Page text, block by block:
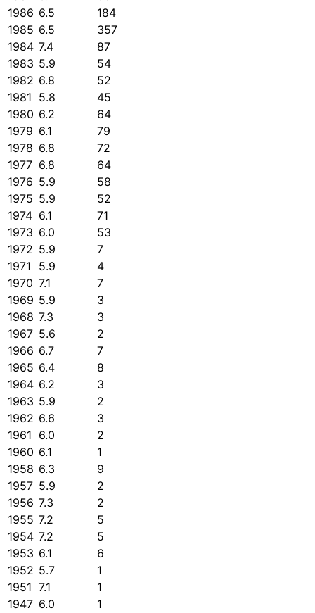
1986 6.5
184
1985 6.5
357
1984 7.4
87
1983 5.9
54
1982 6.8
52
1981 5.8
45
1980 6.2
64
1979 6.1
79
1978 6.8
72
1977 6.8
64
1976 5.9
58
1975 5.9
52
1974 6.1
71
1973 6.0
53
1972 5.9
7
1971
5.9
4
1970 7.1
7
1969 5.9
3
1968 7.3
3
1967 5.6
2
1966 6.7
7
1965 6.4
8
1964 6.2
3
1963 5.9
2
1962 6.6
3
1961 6.0
2
1960 6.1
1
1958 6.3
9
1957 5.9
2
1956 7.3
2
1955 7.2
5
1954 7.2
5
1953 6.1
6
1952 5.7
1
1951 7.1
1
1947 6.0
1